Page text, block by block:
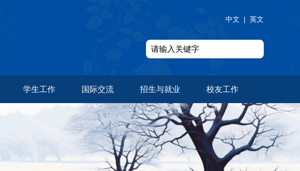
中文 | 英文
学生工作 国际交流 招生与就业 校友工作